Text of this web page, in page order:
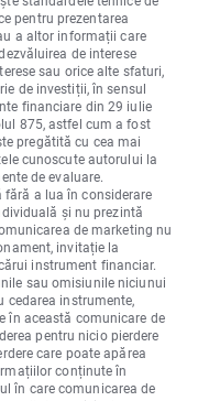
pentru prezentarea
a altor informații care
de interese
sau orice alte sfaturi,
de investiții, în sensul
financiare din 29 iulie
875, astfel cum a fost
pregătită cu cea mai
cunoscute autorului la
de evaluare.
a lua în considerare
și nu prezintă
de marketing nu
invitație la
instrument financiar.
sau omisiunile niciunui
cedarea instrumente,
în această comunicare de
pentru nicio pierdere
care poate apărea
conținute în
în care comunicarea de